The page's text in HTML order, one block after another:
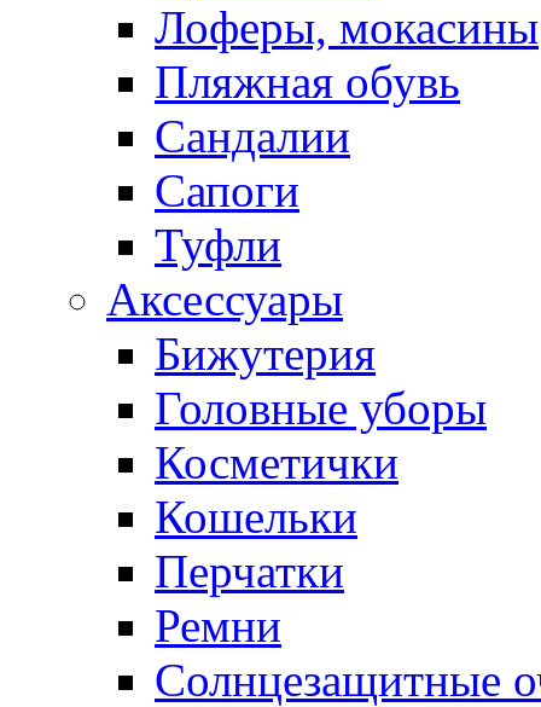
Лоферы, мокасины
Пляжная обувь
Сандалии
Сапоги
Туфли
Аксессуары
Бижутерия
Головные уборы
Косметички
Кошельки
Перчатки
Ремни
Солнцезащитные